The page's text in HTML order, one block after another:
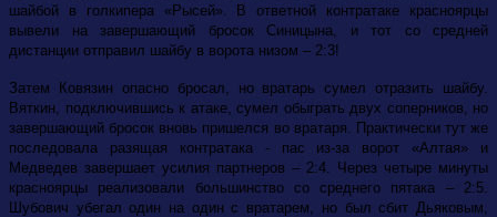
шайбой в голкипера «Рысей». В ответной контратаке красноярцы
вывели на завершающий бросок Синицына, и тот со средней
дистанции отправил шайбу в ворота низом – 2:3!
Затем Ковязин опасно бросал, но вратарь сумел отразить шайбу.
Вяткин, подключившись к атаке, сумел обыграть двух соперников, но
завершающий бросок вновь пришелся во вратаря. Практически тут же
последовала разящая контратака - пас из-за ворот «Алтая» и
Медведев завершает усилия партнеров – 2:4. Через четыре минуты
красноярцы реализовали большинство со среднего пятака – 2:5.
Шубович убегал один на один с вратарем, но был сбит Дьяковым,